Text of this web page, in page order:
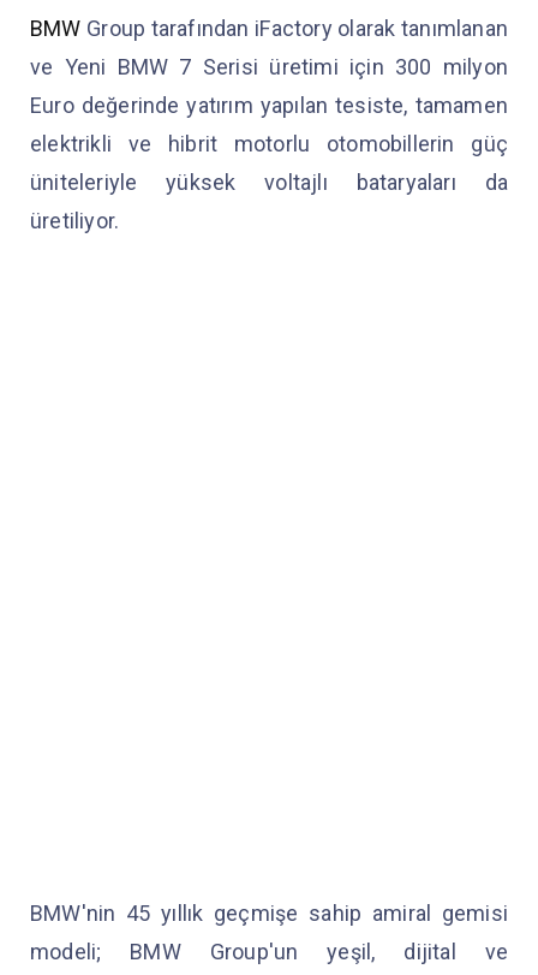
BMW Group tarafından iFactory olarak tanımlanan
ve Yeni BMW 7 Serisi üretimi için 300 milyon
Euro değerinde yatırım yapılan tesiste, tamamen
elektrikli ve hibrit motorlu otomobillerin güç
üniteleriyle yüksek voltajlı bataryaları da
üretiliyor.
BMW'nin 45 yıllık geçmişe sahip amiral gemisi
modeli; BMW Group'un yeşil, dijital ve